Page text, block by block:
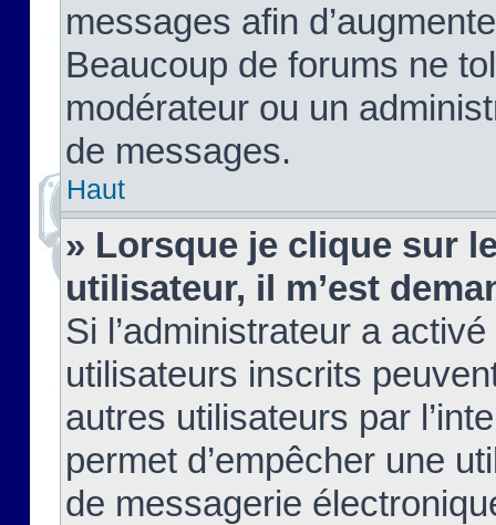
messages afin
Beaucoup de forums ne
modérateur ou un
de messages.
Haut
» Lorsque je clique sur
utilisateur, il m’est
Si l’administrateur a
utilisateurs inscrits
autres utilisateurs par
permet d’empêcher une
de messagerie